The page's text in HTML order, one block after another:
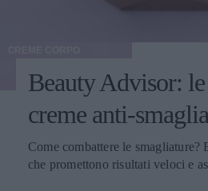
Beauty Advisor:
creme anti-
Come combattere le
che promettono risultati veloci e